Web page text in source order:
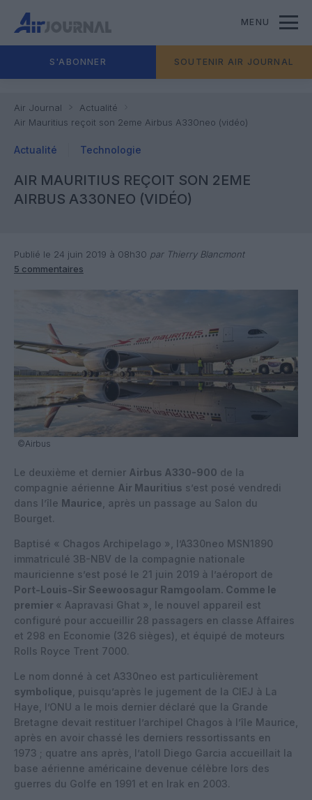
MENU
S'ABONNER SOUTENIR AIR JOURNAL
Air Journal
Actualité
Air Mauritius reçoit son 2eme Airbus A330neo (vidéo)
Actualité Technologie
AIR MAURITIUS REÇOIT SON 2EME
AIRBUS A330NEO (VIDÉO)
Publié le 24 juin 2019 à 08h30 par Thierry Blancmont
5 commentaires
©Airbus
Le deuxième et dernier Airbus A330-900 de la
compagnie aérienne Air Mauritius s’est posé vendredi
dans l’île Maurice , après un passage au Salon du
Bourget.
Baptisé « Chagos Archipelago », l’A330neo MSN1890
immatriculé 3B-NBV de la compagnie nationale
mauricienne s’est posé le 21 juin 2019 à l’aéroport de
Port-Louis-Sir Seewoosagur Ramgoolam. Comme le
premier « Aapravasi Ghat », le nouvel appareil est
configuré pour accueillir 28 passagers en classe Affaires
et 298 en Economie (326 sièges), et équipé de moteurs
Rolls Royce Trent 7000.
Le nom donné à cet A330neo est particulièrement
symbolique , puisqu’après le jugement de la CIEJ à La
Haye, l’ONU a le mois dernier déclaré que la Grande
Bretagne devait restituer l’archipel Chagos à l’île Maurice,
après en avoir chassé les derniers ressortissants en
1973 ; quatre ans après, l’atoll Diego Garcia accueillait la
base aérienne américaine devenue célèbre lors des
guerres du Golfe en 1991 et en Irak en 2003.